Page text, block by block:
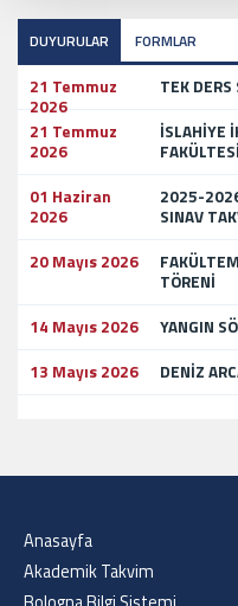
DUYURULAR FORMLAR
21 Temmuz
2026
TEK
21 Temmuz
2026
İSLAHİYE
01 Haziran
2026
2025-
SINAV
20 Mayıs 2026
TÖRENİ
14 Mayıs 2026
YANGIN
13 Mayıs 2026
DENİZ
Anasayfa
Akademik Takvim